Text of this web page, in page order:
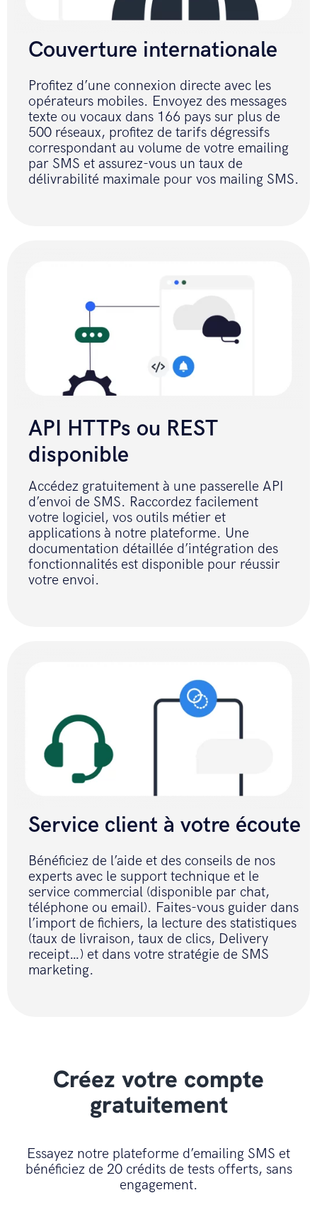
Couverture internationale
Profitez d’une connexion directe avec les
opérateurs mobiles. Envoyez des messages
texte ou vocaux dans 166 pays sur plus de
500 réseaux, profitez de tarifs dégressifs
correspondant au volume de votre emailing
par SMS et assurez-vous un taux de
délivrabilité maximale pour vos mailing SMS.
API HTTPs ou REST
disponible
Accédez gratuitement à une passerelle API
d’envoi de SMS. Raccordez facilement
votre logiciel, vos outils métier et
applications à notre plateforme. Une
documentation détaillée d’intégration des
fonctionnalités est disponible pour réussir
votre envoi.
Service client à votre écoute
Bénéficiez de l’aide et des conseils de nos
experts avec le support technique et le
service commercial (disponible par chat,
téléphone ou email). Faites-vous guider dans
l’import de fichiers, la lecture des statistiques
(taux de livraison, taux de clics, Delivery
receipt…) et dans votre stratégie de SMS
marketing.
Créez votre compte
gratuitement
Essayez notre plateforme d’emailing SMS et
bénéficiez de 20 crédits de tests offerts, sans
engagement.